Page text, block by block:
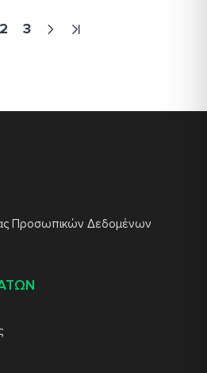
2 3
Προσωπικών Δεδομένων